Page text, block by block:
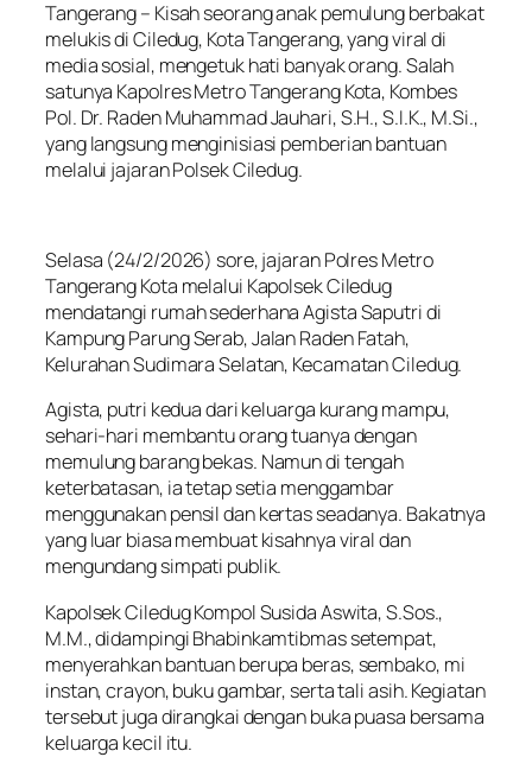
Tangerang – Kisah seorang anak pemulung berbakat
melukis di Ciledug, Kota Tangerang, yang viral di
media sosial, mengetuk hati banyak orang. Salah
satunya Kapolres Metro Tangerang Kota, Kombes
Pol. Dr. Raden Muhammad Jauhari, S.H., S.I.K., M.Si.,
yang langsung menginisiasi pemberian bantuan
melalui jajaran Polsek Ciledug.
Selasa (24/2/2026) sore, jajaran Polres Metro
Tangerang Kota melalui Kapolsek Ciledug
mendatangi rumah sederhana Agista Saputri di
Kampung Parung Serab, Jalan Raden Fatah,
Kelurahan Sudimara Selatan, Kecamatan Ciledug.
Agista, putri kedua dari keluarga kurang mampu,
sehari-hari membantu orang tuanya dengan
memulung barang bekas. Namun di tengah
keterbatasan, ia tetap setia menggambar
menggunakan pensil dan kertas seadanya. Bakatnya
yang luar biasa membuat kisahnya viral dan
mengundang simpati publik.
Kapolsek Ciledug Kompol Susida Aswita, S.Sos.,
M.M., didampingi Bhabinkamtibmas setempat,
menyerahkan bantuan berupa beras, sembako, mi
instan, crayon, buku gambar, serta tali asih. Kegiatan
tersebut juga dirangkai dengan buka puasa bersama
keluarga kecil itu.